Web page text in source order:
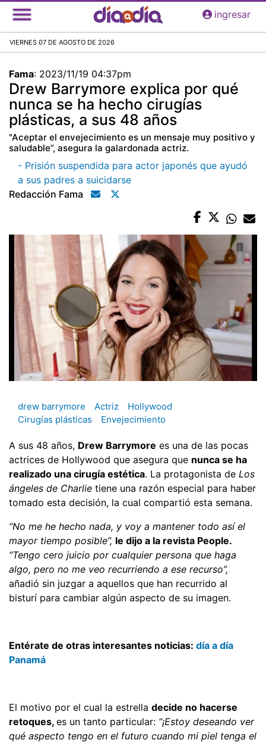
Pasar
al
principal
ingresar
VIERNES 07 DE AGOSTO DE 2026
Fama: 2023/11/19 04:37pm
Drew Barrymore explica por qué
nunca se ha hecho cirugías
plásticas, a sus 48 años
"Aceptar el envejecimiento es un mensaje muy positivo y
saludable”, asegura la galardonada actriz.
- Prisión suspendida para actor japonés que ayudó
a sus padres a suicidarse
Redacción Fama
drew barrymore Actriz
Hollywood
Cirugías plásticas
Envejecimiento
A sus 48 años, Drew Barrymore es una de las pocas
actrices de Hollywood que asegura que nunca se ha
realizado una cirugía estética. La protagonista de Los
ángeles de Charlie tiene una razón especial para haber
tomado esta decisión, la cual compartió esta semana.
“No me he hecho nada, y voy a mantener todo así el
mayor tiempo posible”, le dijo a la revista People.
“Tengo cero juicio por cualquier persona que haga
algo, pero no me veo recurriendo a ese recurso”,
añadió sin juzgar a aquellos que han recurrido al
bisturí para cambiar algún aspecto de su imagen.
Entérate de otras interesantes noticias: día a día
Panamá
El motivo por el cual la estrella decide no hacerse
retoques, es un tanto particular: “¡Estoy deseando ver
qué aspecto tengo en el futuro cuando mi piel tenga el